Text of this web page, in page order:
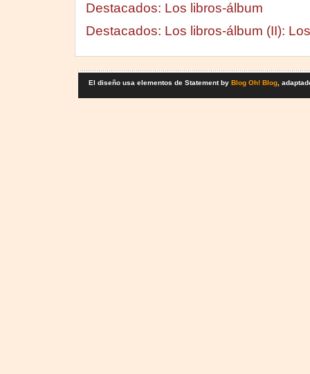
Destacados: Los libros-álbum
Destacados: Los libros-álbum (II):
El diseño usa elementos de Statement by Blog Oh! Blog,